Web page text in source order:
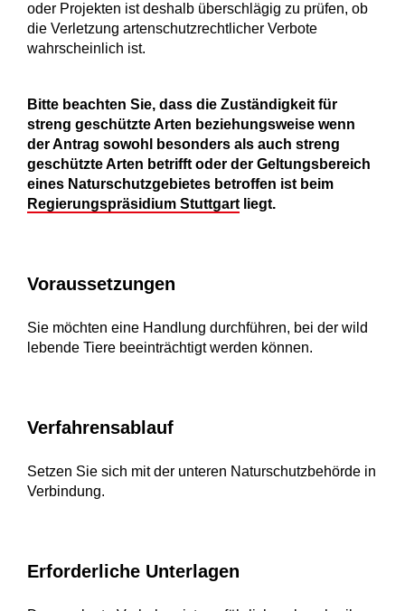
oder Projekten ist deshalb überschlägig zu prüfen, ob
die Verletzung artenschutzrechtlicher Verbote
wahrscheinlich ist.
Bitte beachten Sie, dass die Zuständigkeit für
streng geschützte Arten beziehungsweise wenn
der Antrag sowohl besonders als auch streng
geschützte Arten betrifft oder der Geltungsbereich
eines Naturschutzgebietes betroffen ist beim
Regierungspräsidium Stuttgartliegt.
Voraussetzungen
Sie möchten eine Handlung durchführen, bei der wild
lebende Tiere beeinträchtigt werden können.
Verfahrensablauf
Setzen Sie sich mit der unteren Naturschutzbehörde in
Verbindung.
Erforderliche Unterlagen